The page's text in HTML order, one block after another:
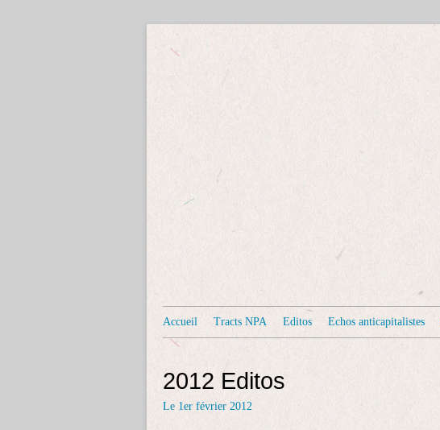
Accueil Tracts NPA Editos Echos anticapitalistes
2012 Editos
Le 1er février 2012